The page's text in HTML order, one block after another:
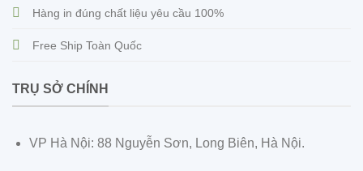
Hàng in đúng chất liệu yêu cầu 100%
Free Ship Toàn Quốc
TRỤ SỞ CHÍNH
VP Hà Nội: 88 Nguyễn Sơn, Long Biên, Hà Nội.